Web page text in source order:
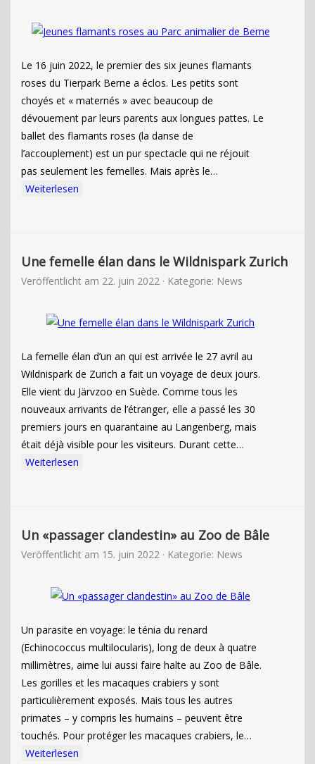
Le 16 juin 2022, le premier des six jeunes flamants
roses du Tierpark Berne a éclos. Les petits sont
choyés et « maternés » avec beaucoup de
dévouement par leurs parents aux longues pattes. Le
ballet des flamants roses (la danse de
l’accouplement) est un pur spectacle qui ne réjouit
pas seulement les femelles. Mais après le…
Weiterlesen
Une femelle élan dans le Wildnispark Zurich
Veröffentlicht am 22. juin 2022 · Kategorie: News
La femelle élan d’un an qui est arrivée le 27 avril au
Wildnispark de Zurich a fait un voyage de deux jours.
Elle vient du Järvzoo en Suède. Comme tous les
nouveaux arrivants de l’étranger, elle a passé les 30
premiers jours en quarantaine au Langenberg, mais
était déjà visible pour les visiteurs. Durant cette…
Weiterlesen
Un «passager clandestin» au Zoo de Bâle
Veröffentlicht am 15. juin 2022 · Kategorie: News
Un parasite en voyage: le ténia du renard
(Echinococcus multilocularis), long de deux à quatre
millimètres, aime lui aussi faire halte au Zoo de Bâle.
Les gorilles et les macaques crabiers y sont
particulièrement exposés. Mais tous les autres
primates – y compris les humains – peuvent être
touchés. Pour protéger les macaques crabiers, le…
Weiterlesen